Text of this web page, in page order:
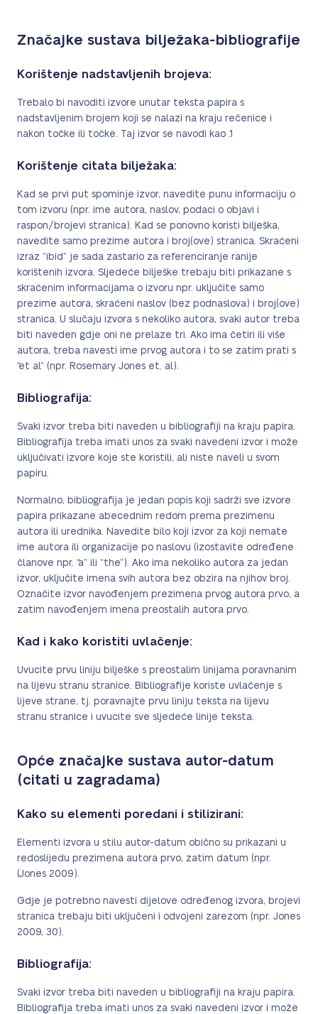
Značajke sustava bilježaka-bibliografije
Korištenje nadstavljenih brojeva:
Trebalo bi navoditi izvore unutar teksta papira s
nadstavljenim brojem koji se nalazi na kraju rečenice i
nakon točke ili točke. Taj izvor se navodi kao .1
Korištenje citata bilježaka:
Kad se prvi put spominje izvor, navedite punu informaciju o
tom izvoru (npr. ime autora, naslov, podaci o objavi i
raspon/brojevi stranica). Kad se ponovno koristi bilješka,
navedite samo prezime autora i broj(ove) stranica. Skraćeni
izraz “ibid” je sada zastario za referenciranje ranije
korištenih izvora. Sljedeće bilješke trebaju biti prikazane s
skraćenim informacijama o izvoru npr. uključite samo
prezime autora, skraćeni naslov (bez podnaslova) i broj(ove)
stranica. U slučaju izvora s nekoliko autora, svaki autor treba
biti naveden gdje oni ne prelaze tri. Ako ima četiri ili više
autora, treba navesti ime prvog autora i to se zatim prati s
“et al” (npr. Rosemary Jones et. al).
Bibliografija:
Svaki izvor treba biti naveden u bibliografiji na kraju papira.
Bibliografija treba imati unos za svaki navedeni izvor i može
uključivati izvore koje ste koristili, ali niste naveli u svom
papiru.
Normalno, bibliografija je jedan popis koji sadrži sve izvore
papira prikazane abecednim redom prema prezimenu
autora ili urednika. Navedite bilo koji izvor za koji nemate
ime autora ili organizacije po naslovu (izostavite određene
članove npr. “a” ili “the”). Ako ima nekoliko autora za jedan
izvor, uključite imena svih autora bez obzira na njihov broj.
Označite izvor navođenjem prezimena prvog autora prvo, a
zatim navođenjem imena preostalih autora prvo.
Kad i kako koristiti uvlačenje:
Uvucite prvu liniju bilješke s preostalim linijama poravnanim
na lijevu stranu stranice. Bibliografije koriste uvlačenje s
lijeve strane, tj. poravnajte prvu liniju teksta na lijevu
stranu stranice i uvucite sve sljedeće linije teksta.
Opće značajke sustava autor-datum
(citati u zagradama)
Kako su elementi poredani i stilizirani:
Elementi izvora u stilu autor-datum obično su prikazani u
redoslijedu prezimena autora prvo, zatim datum (npr.
(Jones 2009).
Gdje je potrebno navesti dijelove određenog izvora, brojevi
stranica trebaju biti uključeni i odvojeni zarezom (npr. Jones
2009, 30).
Bibliografija:
Svaki izvor treba biti naveden u bibliografiji na kraju papira.
Bibliografija treba imati unos za svaki navedeni izvor i može